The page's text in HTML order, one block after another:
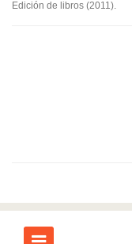
Edición de libros (2011).